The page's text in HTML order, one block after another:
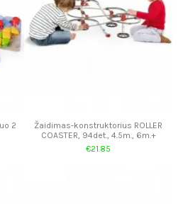
2
Žaidimas-konstruktorius ROLLER
COASTER, 94det., 4.5m., 6m.+
€21.85